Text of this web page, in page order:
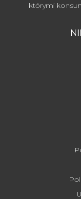
którymi